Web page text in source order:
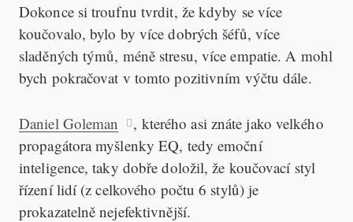
Dokonce si troufnu tvrdit, že kdyby se více
koučovalo, bylo by více dobrých šéfů, více
sladěných týmů, méně stresu, více empatie. A mohl
bych pokračovat v tomto pozitivním výčtu dále.
Daniel Goleman
, kterého asi znáte jako velkého
propagátora myšlenky EQ, tedy emoční
inteligence, taky dobře doložil, že koučovací styl
řízení lidí (z celkového počtu 6 stylů) je
prokazatelně nejefektivnější.